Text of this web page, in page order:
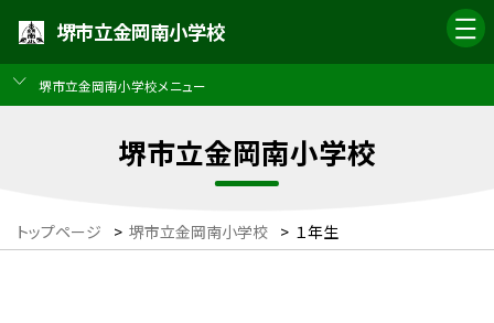
堺市立金岡南小学校
堺市立金岡南小学校メニュー
堺市立金岡南小学校
トップページ > 堺市立金岡南小学校 > １年生